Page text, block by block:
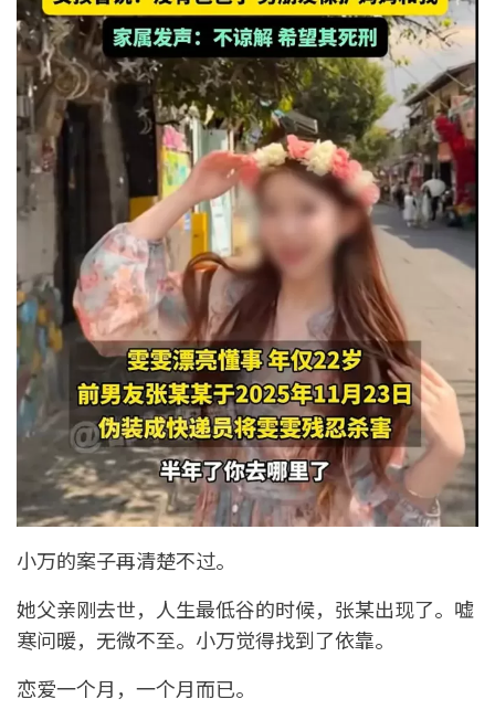
小万的案子再清楚不过。
她父亲刚去世，人生最低谷的时候，张某出现了。嘘
寒问暖，无微不至。小万觉得找到了依靠。
恋爱一个月，一个月而已。